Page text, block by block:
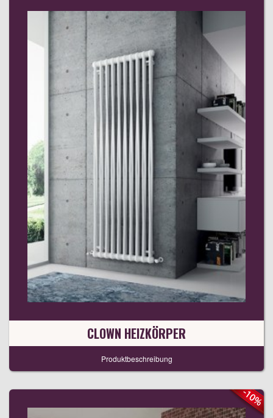
CLOWN HEIZKÖRPER
Produktbeschreibung